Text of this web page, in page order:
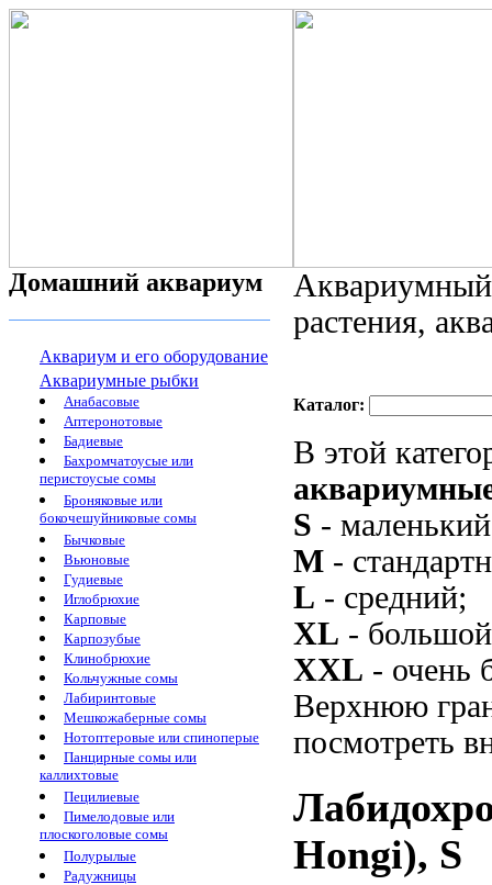
Домашний аквариум
Аквариум и его оборудование
Аквариумные рыбки
Анабасовые
Аптеронотовые
Бадиевые
Бахромчатоусые или
перистоусые сомы
Броняковые или
бокочешуйниковые сомы
Бычковые
Вьюновые
Гудиевые
Иглобрюхие
Карповые
Карпозубые
Клинобрюхие
Кольчужные сомы
Лабиринтовые
Мешкожаберные сомы
Нотоптеровые или спиноперые
Панцирные сомы или
каллихтовые
Пецилиевые
Пимелодовые или
плоскоголовые сомы
Полурылые
Радужницы
растения,
Каталог:
В этой
S -
M -
L - средний;
XL -
XXL - очень
Верхнюю
посмотреть
Hongi), S